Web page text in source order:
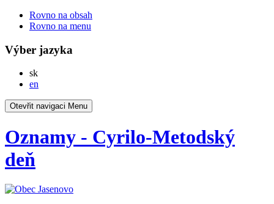
Rovno na obsah
Rovno na menu
Výber jazyka
skSlovensky
en
Otevřit navigaci Menu
Oznamy - Cyrilo-Metodský
deň